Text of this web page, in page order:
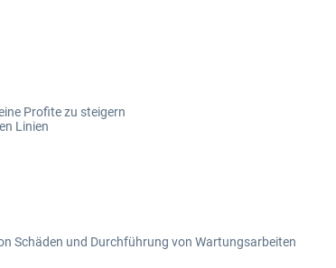
Profite zu steigern
Linien
Schäden und Durchführung von Wartungsarbeiten